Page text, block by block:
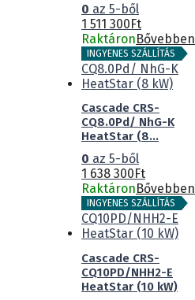
0 az 5-ből
1 511 300Ft
RaktáronBővebben
INGYENES SZÁLLÍTÁS
Cascade CRS-
CQ8.0Pd/ NhG-K
HeatStar (8...
0 az 5-ből
1 638 300 Ft
Raktáron Bővebben
INGYENES SZÁLLÍTÁS
Cascade CRS-
CQ10PD/NHH2-E
HeatStar (10 kW)